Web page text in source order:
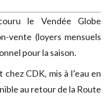
le Vendée Globe
vente (loyers mensuels
pour la saison.
CDK, mis à l’eau en
au retour de la Route